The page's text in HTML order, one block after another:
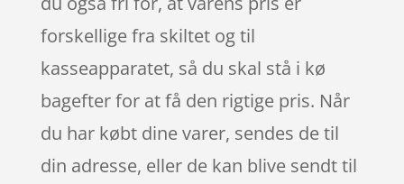
forskellige fra skiltet og til
kasseapparatet, så du skal stå i kø
bagefter for at få den rigtige pris. Når
du har købt dine varer, sendes de til
din adresse, eller de kan blive sendt til